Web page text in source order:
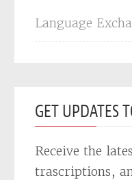
Language
GET UPDATES
Receive the
trascriptions,